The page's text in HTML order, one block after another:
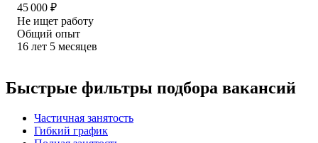
45 000 ₽
Не ищет работу
Общий опыт
16 лет 5 месяцев
Быстрые фильтры подбора вакансий
Частичная занятость
Гибкий график